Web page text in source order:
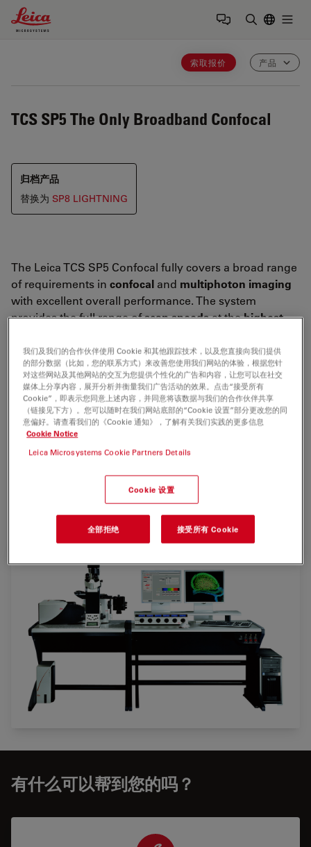
Leica Microsystems Logo
索取报价 产品
TCS SP5 The Only Broadband Confocal
归档产品
替换为 SP8 LIGHTNING
The Leica TCS SP5 Confocal fully covers a broad range
of requirements in confocal and multiphoton imaging
with excellent overall performance. The system
provides the fullrange ofscan speedsat thehighest
With its proven,high-efficiency SP detection (five
channels simultaneously)and optional AOBS (Acousto
Optical Bream Splitter), the Leica TCS SP5 delivers
bright, noise-free images with minimal photo damage
at high speed.
The system is also the platform for the new Leica
DM6000 CFS (Confocal Fixed Stage) for
electrophysiological experiments
Leica TCS STEDconfocal microscope.
有什么可以帮到您的吗？
我们及我们的合作伙伴使用 Cookie 和其他跟踪技术，以及您直接向我们提供
的部分数据（比如，您的联系方式）来改善您使用我们网站的体验，根据您针
对这些网站及其他网站的交互为您提供个性化的广告和内容，让您可以在社交
媒体上分享内容，展开分析并衡量我们广告活动的效果。点击“接受所有
Cookie”，即表示您同意上述内容，并同意将该数据与我们的合作伙伴共享
（链接见下方）。您可以随时在我们网站底部的“Cookie 设置”部分更改您的同
意偏好。请查看我们的《Cookie 通知》，了解有关我们实践的更多信息
Cookie Notice
Leica Microsystems Cookie Partners Details
Cookie 设置
全部拒绝 接受所有 Cookie